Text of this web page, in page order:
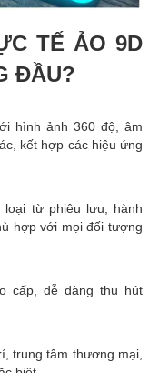
TẾ ẢO 9D
ĐẦU?
hình ảnh 360 độ, âm
kết hợp các hiệu ứng
từ phiêu lưu, hành
hợp với mọi đối tượng
cấp, dễ dàng thu hút
trung tâm thương mại,